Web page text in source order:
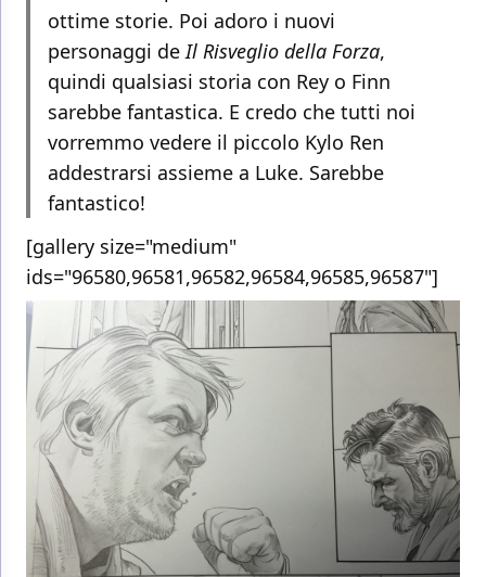
ottime storie. Poi adoro i nuovi
personaggi deIl Risveglio della Forza,
quindi qualsiasi storia con Rey o Finn
sarebbe fantastica. E credo che tutti noi
vorremmo vedere il piccolo Kylo Ren
addestrarsi assieme a Luke. Sarebbe
fantastico!
[gallery size="medium"
ids="96580,96581,96582,96584,96585,96587"]